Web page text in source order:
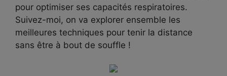
pour optimiser ses capacités respiratoires.
Suivez-moi, on va explorer ensemble les
meilleures techniques pour tenir la distance
sans être à bout de souffle !